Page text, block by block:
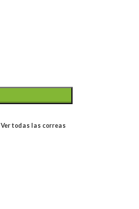
,Ver todas las correas